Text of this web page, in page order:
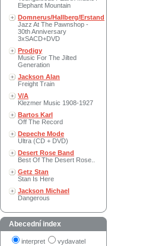
Elephant Mountain
Domnerus/Hallberg/Erstand
Jazz At The Pawnshop -
30th Anniversary
3xSACD+DVD
Prodigy
Music For The Jilted
Generation
Jackson Alan
Freight Train
V/A
Klezmer Music 1908-1927
Bartos Karl
Off The Record
Depeche Mode
Ultra (CD + DVD)
Desert Rose Band
Best Of The Desert Rose..
Getz Stan
Stan Is Here
Jackson Michael
Dangerous
Abecední index
interpret vydavatel